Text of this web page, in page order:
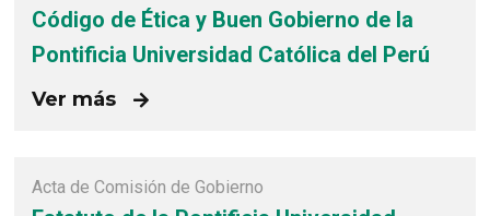
Código de Ética y Buen Gobierno de la
Pontificia Universidad Católica del Perú
Ver más
Acta de Comisión de Gobierno